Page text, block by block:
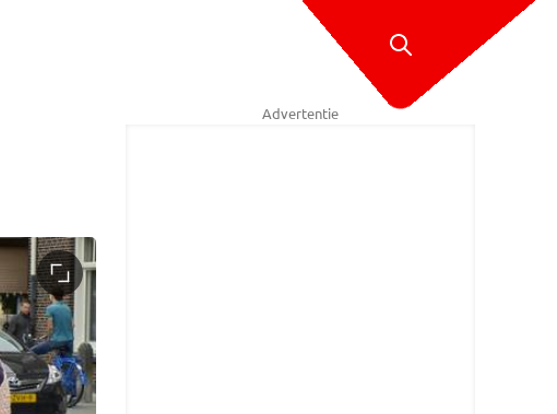
Advertentie